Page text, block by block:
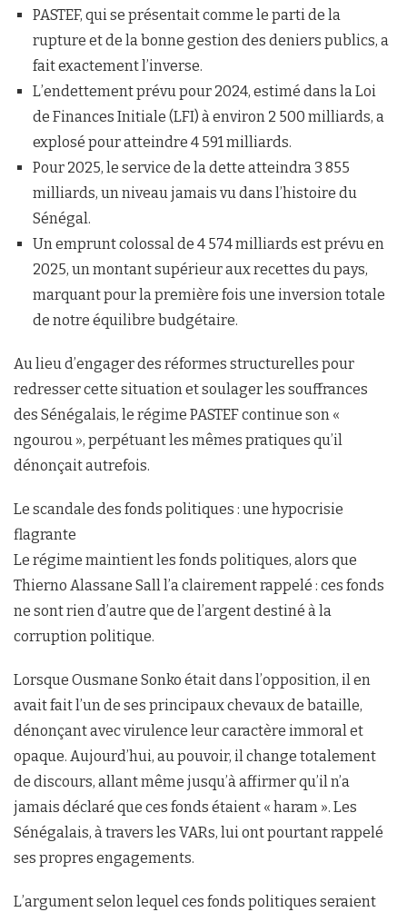
PASTEF, qui se présentait comme le parti de la
rupture et de la bonne gestion des deniers publics, a
fait exactement l’inverse.
L’endettement prévu pour 2024, estimé dans la Loi
de Finances Initiale (LFI) à environ 2 500 milliards, a
explosé pour atteindre 4 591 milliards.
Pour 2025, le service de la dette atteindra 3 855
milliards, un niveau jamais vu dans l’histoire du
Sénégal.
Un emprunt colossal de 4 574 milliards est prévu en
2025, un montant supérieur aux recettes du pays,
marquant pour la première fois une inversion totale
de notre équilibre budgétaire.
Au lieu d’engager des réformes structurelles pour
redresser cette situation et soulager les souffrances
des Sénégalais, le régime PASTEF continue son «
ngourou », perpétuant les mêmes pratiques qu’il
dénonçait autrefois.
Le scandale des fonds politiques : une hypocrisie
flagrante
Le régime maintient les fonds politiques, alors que
Thierno Alassane Sall l’a clairement rappelé : ces fonds
ne sont rien d’autre que de l’argent destiné à la
corruption politique.
Lorsque Ousmane Sonko était dans l’opposition, il en
avait fait l’un de ses principaux chevaux de bataille,
dénonçant avec virulence leur caractère immoral et
opaque. Aujourd’hui, au pouvoir, il change totalement
de discours, allant même jusqu’à affirmer qu’il n’a
jamais déclaré que ces fonds étaient « haram ». Les
Sénégalais, à travers les VARs, lui ont pourtant rappelé
ses propres engagements.
L’argument selon lequel ces fonds politiques seraient